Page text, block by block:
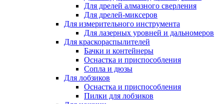
Для дрелей алмазного сверления
Для дрелей-миксеров
Для измерительного инструмента
Для лазерных уровней и дальномеров
Для краскораспылителей
Бачки и контейнеры
Оснастка и приспособления
Сопла и дюзы
Для лобзиков
Оснастка и приспособления
Пилки для лобзиков